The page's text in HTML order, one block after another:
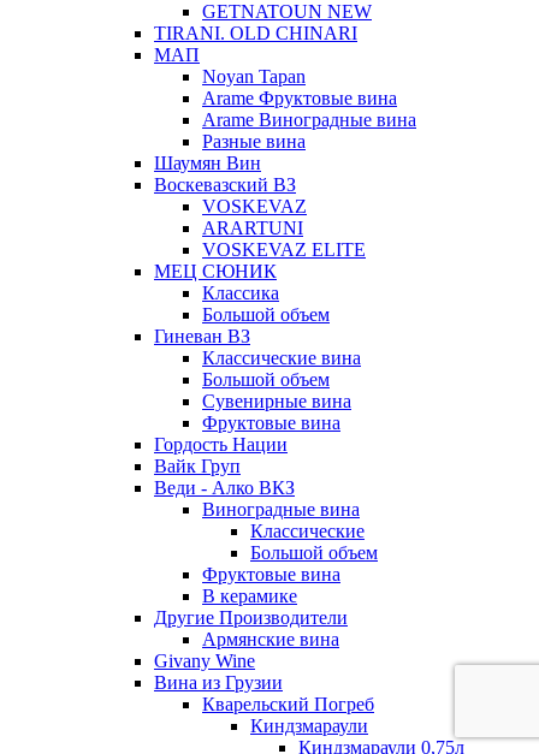
GETNATOUN NEW
TIRANI. OLD CHINARI
МАП
Noyan Tapan
Arame Фруктовые вина
Arame Виноградные вина
Разные вина
Шаумян Вин
Воскевазский ВЗ
VOSKEVAZ
ARARTUNI
VOSKEVAZ ELITE
МЕЦ СЮНИК
Классика
Большой объем
Гиневан ВЗ
Классические вина
Большой объем
Сувенирные вина
Фруктовые вина
Гордость Нации
Вайк Груп
Веди - Алко ВКЗ
Виноградные вина
Классические
Большой объем
Фруктовые вина
В керамике
Другие Производители
Армянские вина
Givany Wine
Вина из Грузии
Кварельский Погреб
Киндзмараули
Киндзмараули 0,75л